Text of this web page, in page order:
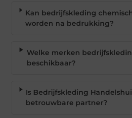
Kan bedrijfskleding
worden na bedrukking?
Welke merken
beschikbaar?
Is Bedrijfskleding
betrouwbare partner?